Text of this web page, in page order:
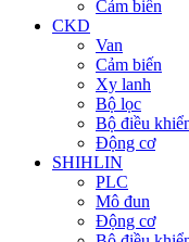
Cảm biến
CKD
Van
Cảm biến
Xy lanh
Bộ lọc
Bộ điều
Động cơ
SHIHLIN
PLC
Mô đun
Động cơ